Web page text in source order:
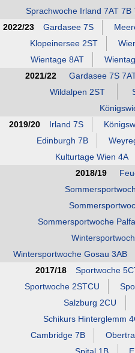
Sprachwoche Irland 7AT 7B
2022/23
Gardasee 7S
Klopeinersee 2ST
Wientage 8AT
2021/22
Gardasee 7S
Wildalpen 2ST
2019/20
Irland 7S
Edinburgh 7B
Kulturtage Wien 4A
2018/19
Sommersportwoche
Wintersportwoche Gosau 3AB
2017/18
Sportwoche
Sportwoche 2STCU
Salzburg 2CU
Schikurs Hinterglemm
Cambridge 7B